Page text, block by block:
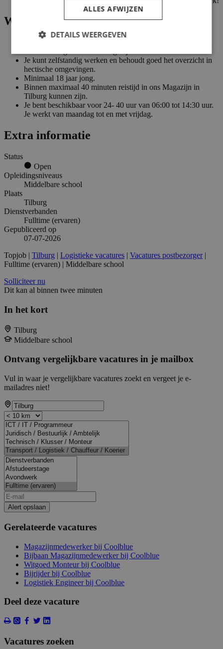
Wat je kan
Je kunt zelfstandig werken en behoudt goed het overzicht in
hectische omgevingen.
Minimaal 18 jaar jong.
Binnen maximaal 40 minuten reistijd in ons Magazijn in
Tilburg kunnen zijn.
Je bent beschikbaar voor 24- 40 uur van 06:00 tot 14:30 uur.
Je werkt van maandag tot en met vrijdag.
Extra informatie
Status
Open
Opleidingsniveaus
Middelbare school
Plaats
Tilburg
Dienstverbanden
Fulltime (ervaren)
Gepubliceerd op
07-07-2026
Topjob | Tilburg | Logistieke vacatures | Vacatures postbezorger|
Fulltime (ervaren) | Middelbare school
Solliciteer nu
Dit kan al binnen twee minuten
In het kort
Tilburg
Middelbare school
Ontvang vergelijkbare vacatures in je mailbox
Vul in waar je vergelijkbare vacatures zoekt en vergeet je e-
mailadres niet!
Alert opslaan
Gerelateerde vacatures
Magazijnmedewerker bij Coolblue
Bijbaan Magazijnmedewerker bij Coolblue
Witgoed Monteur bij Coolblue
Bijrijder bij Coolblue
Logistiek Engineer bij Coolblue
Deel deze vacature
Vacatures zoeken
ALLES AFWIJZEN
DETAILS WEERGEVEN